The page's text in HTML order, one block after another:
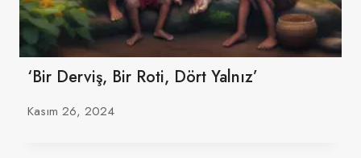
‘Bir Derviş, Bir Roti, Dört Yalnız’
Kasım 26, 2024